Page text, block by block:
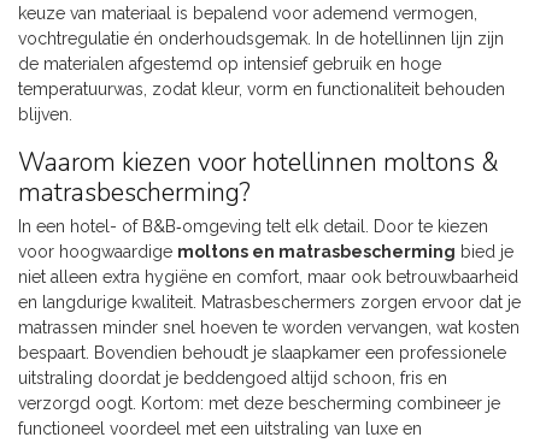
keuze van materiaal is bepalend voor ademend vermogen,
vochtregulatie én onderhoudsgemak. In de hotellinnen lijn zijn
de materialen afgestemd op intensief gebruik en hoge
temperatuurwas, zodat kleur, vorm en functionaliteit behouden
blijven.
Waarom kiezen voor hotellinnen moltons &
matrasbescherming?
In een hotel- of B&B‑omgeving telt elk detail. Door te kiezen
voor hoogwaardige moltons en matrasbescherming bied je
niet alleen extra hygiëne en comfort, maar ook betrouwbaarheid
en langdurige kwaliteit. Matrasbeschermers zorgen ervoor dat je
matrassen minder snel hoeven te worden vervangen, wat kosten
bespaart. Bovendien behoudt je slaapkamer een professionele
uitstraling doordat je beddengoed altijd schoon, fris en
verzorgd oogt. Kortom: met deze bescherming combineer je
functioneel voordeel met een uitstraling van luxe en